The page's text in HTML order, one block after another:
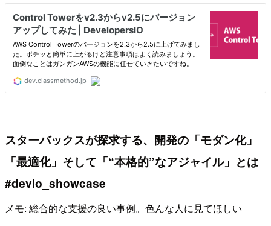
スターバックスが探求する、開発の「モダン化」
「最適化」そして「“本格的”なアジャイル」とは
#devio_showcase
メモ: 総合的な支援の良い事例。色んな人に見てほしい